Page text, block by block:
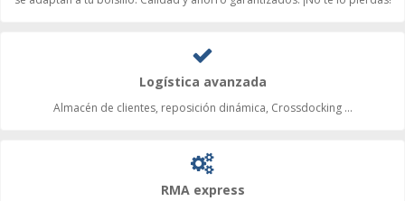
Logística avanzada
Almacén de clientes, reposición dinámica, Crossdocking ...
RMA express